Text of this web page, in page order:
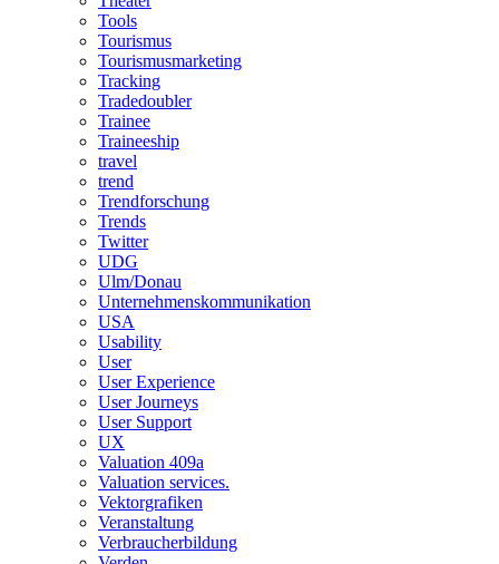
Tools
Tourismus
Tourismusmarketing
Tracking
Tradedoubler
Trainee
Traineeship
travel
trend
Trendforschung
Trends
Twitter
UDG
Ulm/Donau
Unternehmenskommunikation
USA
Usability
User
User Experience
User Journeys
User Support
UX
Valuation 409a
Valuation services.
Vektorgrafiken
Veranstaltung
Verbraucherbildung